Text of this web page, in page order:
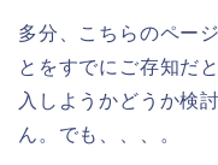
多分、こちらのペー
とをすでにご存知だ
入しようかどうか検
ん。でも、、、。